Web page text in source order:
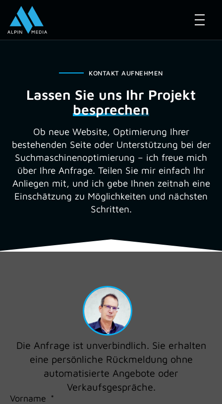
KONTAKT AUFNEHMEN
Lassen Sie uns Ihr Projekt
besprechen
Ob neue Website, Optimierung Ihrer
bestehenden Seite oder Unterstützung bei der
Suchmaschinenoptimierung – ich freue mich
über Ihre Anfrage. Teilen Sie mir einfach Ihr
Anliegen mit, und ich gebe Ihnen zeitnah eine
Einschätzung zu Möglichkeiten und nächsten
Schritten.
Die Anfrage ist unverbindlich. Sie erhalten
eine persönliche Rückmeldung ohne
automatisierte Angebote oder
Verkaufsgespräche.
Vorname